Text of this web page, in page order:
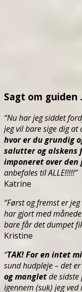
Sagt om guiden
“Nu har jeg siddet
jeg vil bare sige dig at
hvor er du grundig
salutter og alskens
imponeret over den
anbefales til ALLE!!!!!”
Katrine
“Først og fremst er jeg
har gjort med
bare får det dumpet
Kristine
“TAK! For en intet
sund hudpleje – det
og mangletde
igennem (suk) jeg